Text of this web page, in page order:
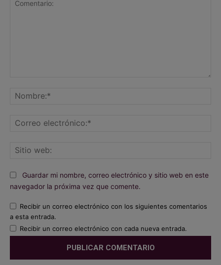
Guardar mi nombre, correo electrónico y sitio web en este
navegador la próxima vez que comente.
Recibir un correo electrónico con los siguientes comentarios
a esta entrada.
Recibir un correo electrónico con cada nueva entrada.